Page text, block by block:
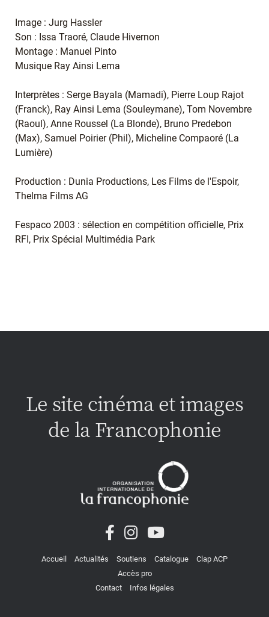
Image : Jurg Hassler
Son : Issa Traoré, Claude Hivernon
Montage : Manuel Pinto
Musique Ray Ainsi Lema
Interprètes : Serge Bayala (Mamadi), Pierre Loup Rajot
(Franck), Ray Ainsi Lema (Souleymane), Tom Novembre
(Raoul), Anne Roussel (La Blonde), Bruno Predebon
(Max), Samuel Poirier (Phil), Micheline Compaoré (La
Lumière)
Production : Dunia Productions, Les Films de l'Espoir,
Thelma Films AG
Fespaco 2003 : sélection en compétition officielle, Prix
RFI, Prix Spécial Multimédia Park
Le site cinéma et images
de la Francophonie
Accueil Actualités Soutiens Catalogue
Clap ACP
Accès pro
Contact
Infos légales